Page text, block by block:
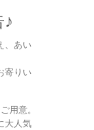
、あい
寄りい
用意。
大人気